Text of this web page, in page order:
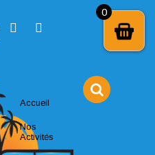
Accueil
Nos
Activités
0